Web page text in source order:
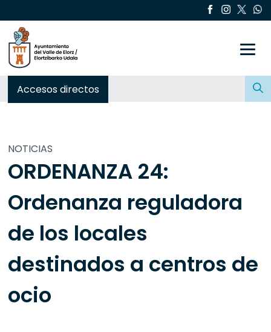
Accesos directos
Buscar:
NOTICIAS
ORDENANZA 24:
Ordenanza reguladora
de los locales
destinados a centros de
ocio